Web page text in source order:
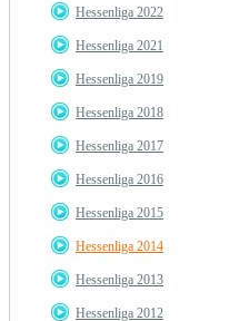
Hessenliga 2022
Hessenliga 2021
Hessenliga 2019
Hessenliga 2018
Hessenliga 2017
Hessenliga 2016
Hessenliga 2015
Hessenliga 2014
Hessenliga 2013
Hessenliga 2012